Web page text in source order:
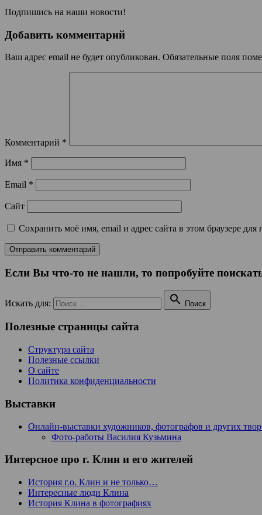
Подпишись на наши новости!
Добавить комментарий
Ваш адрес email не будет опубликован. Обязательные поля
Комментарий *
Имя *
Email *
Сайт
Сохранить моё имя, email и адрес сайта в этом браузере
Если Вы что-то не нашли, то попробуйте
Искать для:  Поиск
Полезные страницы сайта
Структура сайта
Полезные ссылки
О сайте
Политика конфиденциальности
Выставки
Онлайн-выставки художников, фотографов и других
Фото-работы Василия Кузьмина
Интерсное про г. Клин и его жителей
История г.о. Клин и не только…
Интересные люди Клина
История Клина в фотографиях